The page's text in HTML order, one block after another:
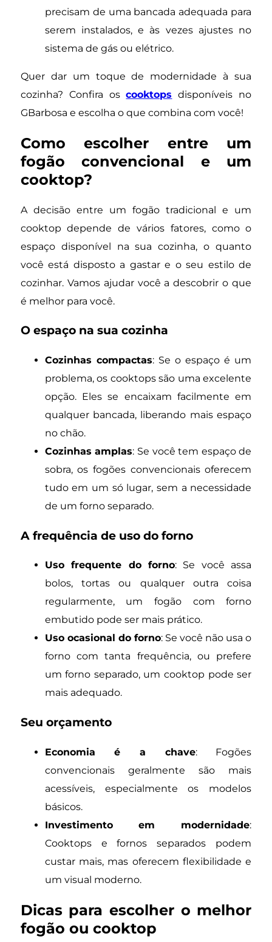
precisam de uma bancada adequada para
serem instalados, e às vezes ajustes no
sistema de gás ou elétrico.
Quer dar um toque de modernidade à sua
cozinha? Confira oscooktops disponíveis no
GBarbosa e escolha o que combina com você!
Como escolher entre um
fogão convencional e um
cooktop?
A decisão entre um fogão tradicional e um
cooktop depende de vários fatores, como o
espaço disponível na sua cozinha, o quanto
você está disposto a gastar e o seu estilo de
cozinhar. Vamos ajudar você a descobrir o que
é melhor para você.
O espaço na sua cozinha
Cozinhas compactas: Se o espaço é um
problema, os cooktops são uma excelente
opção. Eles se encaixam facilmente em
qualquer bancada, liberando mais espaço
no chão.
Cozinhas amplas: Se você tem espaço de
sobra, os fogões convencionais oferecem
tudo em um só lugar, sem a necessidade
de um forno separado.
A frequência de uso do forno
Uso frequente do forno: Se você assa
bolos, tortas ou qualquer outra coisa
regularmente, um fogão com forno
embutido pode ser mais prático.
Uso ocasional do forno: Se você não usa o
forno com tanta frequência, ou prefere
um forno separado, um cooktop pode ser
mais adequado.
Seu orçamento
Economia é a chave: Fogões
convencionais geralmente são mais
acessíveis, especialmente os modelos
básicos.
Investimento em modernidade:
Cooktops e fornos separados podem
custar mais, mas oferecem flexibilidade e
um visual moderno.
Dicas para escolher o melhor
fogão ou cooktop